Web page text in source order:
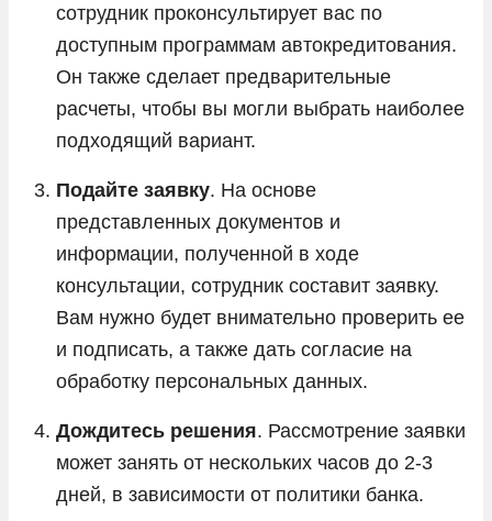
сотрудник проконсультирует вас по
доступным программам автокредитования.
Он также сделает предварительные
расчеты, чтобы вы могли выбрать наиболее
подходящий вариант.
Подайте заявку. На основе
представленных документов и
информации, полученной в ходе
консультации, сотрудник составит заявку.
Вам нужно будет внимательно проверить ее
и подписать, а также дать согласие на
обработку персональных данных.
Дождитесь решения. Рассмотрение заявки
может занять от нескольких часов до 2-3
дней, в зависимости от политики банка.